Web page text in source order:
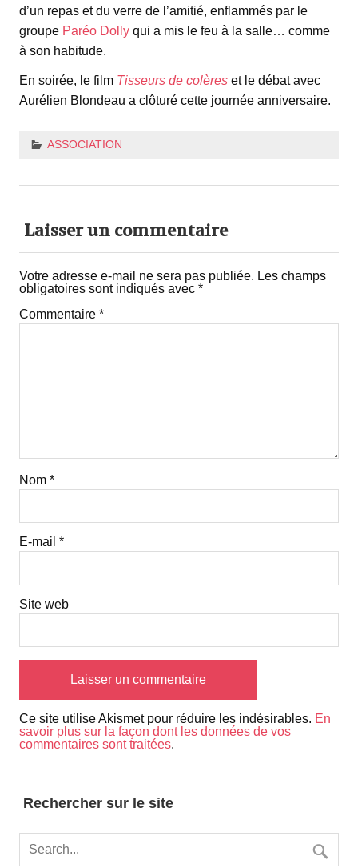
d’un repas et du verre de l’amitié, enflammés par le
groupe Paréo Dolly qui a mis le feu à la salle… comme
à son habitude.
En soirée, le film Tisseurs de colères et le débat avec
Aurélien Blondeau a clôturé cette journée anniversaire.
ASSOCIATION
Laisser un commentaire
Votre adresse e-mail ne sera pas publiée. Les champs
obligatoires sont indiqués avec *
Commentaire *
Nom *
E-mail *
Site web
Ce site utilise Akismet pour réduire les indésirables. En
savoir plus sur la façon dont les données de vos
commentaires sont traitées.
Rechercher sur le site